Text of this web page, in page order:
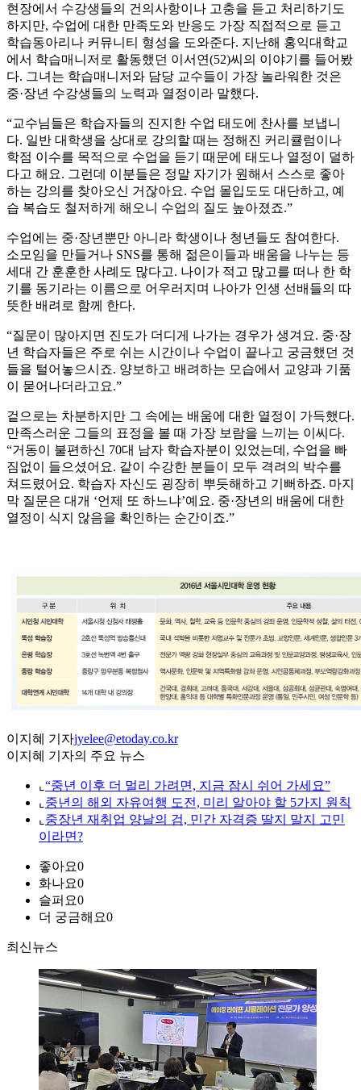
현장에서 수강생들의 건의사항이나 고충을 듣고 처리하기도
하지만, 수업에 대한 만족도와 반응도 가장 직접적으로 듣고
학습동아리나 커뮤니티 형성을 도와준다. 지난해 홍익대학교
에서 학습매니저로 활동했던 이서연(52)씨의 이야기를 들어봤
다. 그녀는 학습매니저와 담당 교수들이 가장 놀라워한 것은
중·장년 수강생들의 노력과 열정이라 말했다.
“교수님들은 학습자들의 진지한 수업 태도에 찬사를 보냅니
다. 일반 대학생을 상대로 강의할 때는 정해진 커리큘럼이나
학점 이수를 목적으로 수업을 듣기 때문에 태도나 열정이 덜하
다고 해요. 그런데 이분들은 정말 자기가 원해서 스스로 좋아
하는 강의를 찾아오신 거잖아요. 수업 몰입도도 대단하고, 예
습 복습도 철저하게 해오니 수업의 질도 높아졌죠.”
수업에는 중·장년뿐만 아니라 학생이나 청년들도 참여한다.
소모임을 만들거나 SNS를 통해 젊은이들과 배움을 나누는 등
세대 간 훈훈한 사례도 많다고. 나이가 적고 많고를 떠나 한 학
기를 동기라는 이름으로 어우러지며 나아가 인생 선배들의 따
뜻한 배려로 함께 한다.
“질문이 많아지면 진도가 더디게 나가는 경우가 생겨요. 중·장
년 학습자들은 주로 쉬는 시간이나 수업이 끝나고 궁금했던 것
들을 털어놓으시죠. 양보하고 배려하는 모습에서 교양과 기품
이 묻어나더라고요.”
겉으로는 차분하지만 그 속에는 배움에 대한 열정이 가득했다.
만족스러운 그들의 표정을 볼 때 가장 보람을 느끼는 이씨다.
“거동이 불편하신 70대 남자 학습자분이 있었는데, 수업을 빠
짐없이 들으셨어요. 같이 수강한 분들이 모두 격려의 박수를
쳐드렸어요. 학습자 자신도 굉장히 뿌듯해하고 기뻐하죠. 마지
막 질문은 대개 ‘언제 또 하느냐’예요. 중·장년의 배움에 대한
열정이 식지 않음을 확인하는 순간이죠.”
이지혜 기자jyelee@etoday.co.kr
이지혜 기자의 주요 뉴스
⌞ “중년 이후 더 멀리 가려면, 지금 잠시 쉬어 가세요”
⌞ 중년의 해외 자유여행 도전, 미리 알아야 할 5가지 원칙
⌞ 중장년 재취업 양날의 검, 민간 자격증 딸지 말지 고민
이라면?
좋아요0
화나요0
슬퍼요0
더 궁금해요0
최신뉴스